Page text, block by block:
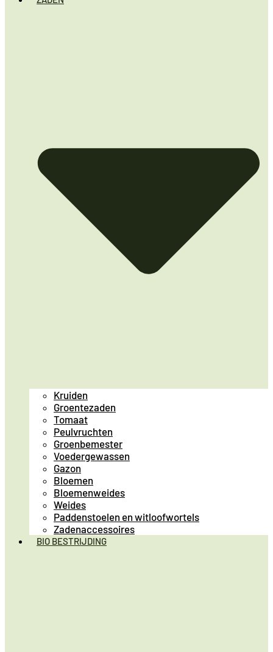
Kruiden
Groentezaden
Tomaat
Peulvruchten
Groenbemester
Voedergewassen
Gazon
Bloemen
Bloemenweides
Weides
Paddenstoelen en witloofwortels
Zadenaccessoires
BIO BESTRIJDING